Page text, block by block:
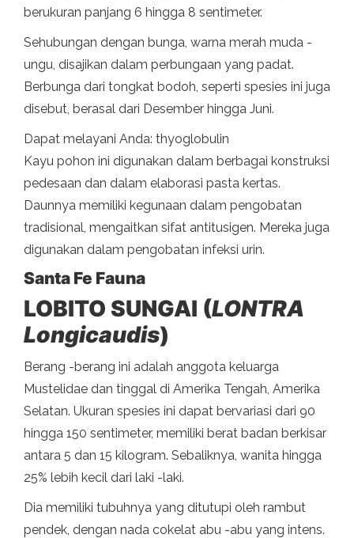
berukuran panjang 6 hingga 8 sentimeter.
Sehubungan dengan bunga, warna merah muda -
ungu, disajikan dalam perbungaan yang padat.
Berbunga dari tongkat bodoh, seperti spesies ini juga
disebut, berasal dari Desember hingga Juni.
Dapat melayani Anda: thyoglobulin
Kayu pohon ini digunakan dalam berbagai konstruksi
pedesaan dan dalam elaborasi pasta kertas.
Daunnya memiliki kegunaan dalam pengobatan
tradisional, mengaitkan sifat antitusigen. Mereka juga
digunakan dalam pengobatan infeksi urin.
Santa Fe Fauna
LOBITO SUNGAI (LONTRA
Longicaudis)
Berang -berang ini adalah anggota keluarga
Mustelidae dan tinggal di Amerika Tengah, Amerika
Selatan. Ukuran spesies ini dapat bervariasi dari 90
hingga 150 sentimeter, memiliki berat badan berkisar
antara 5 dan 15 kilogram. Sebaliknya, wanita hingga
25% lebih kecil dari laki -laki.
Dia memiliki tubuhnya yang ditutupi oleh rambut
pendek, dengan nada cokelat abu -abu yang intens.